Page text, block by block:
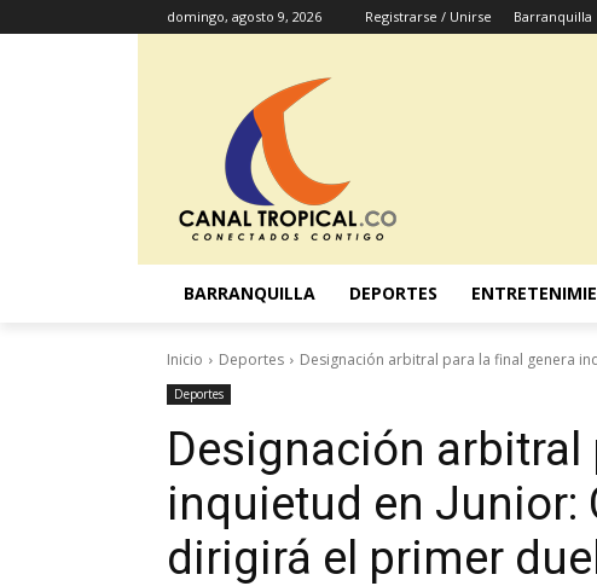
domingo, agosto 9, 2026 Registrarse / Unirse Barranquilla
BARRANQUILLA DEPORTES
Inicio Deportes Designación arbitral para la final genera
Deportes
Designación arbitral
inquietud en Junior:
dirigirá el primer